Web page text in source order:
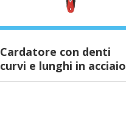
Cardatore con denti
curvi e lunghi in acciaio